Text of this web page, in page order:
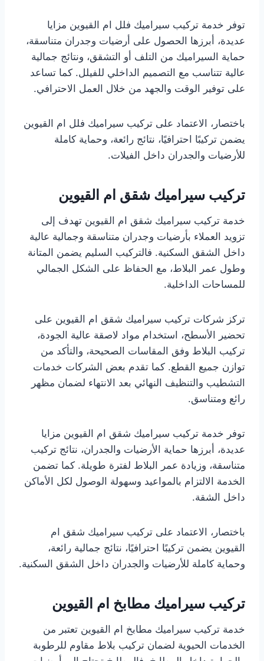
توفر خدمة تركيب سيراميك فلل ام القيوين مزايا
عديدة، أبرزها الحصول على أرضيات وجدران متناسقة،
حماية السيراميك من التلف أو التشقق، ونتائج جمالية
عالية تتناسب مع التصميم الداخلي للفيلل. كما تساعد
على توفير الوقت والجهد من خلال العمل الاحترافي.
باختصار، الاعتماد على تركيب سيراميك فلل ام القيوين
يضمن تركيبًا احترافيًا، نتائج رائعة، وحماية كاملة
للأرضيات والجدران داخل الفيلات.
تركيب سيراميك شقق ام القيوين
خدمة تركيب سيراميك شقق ام القيوين تهدف إلى
تزويد العملاء بأرضيات وجدران متناسقة وجمالية عالية
داخل الشقق السكنية. فالتركيب السليم يضمن المتانة
وطول عمر البلاط، مع الحفاظ على الشكل الجمالي
للمساحات الداخلية.
تركز شركات تركيب سيراميك شقق ام القيوين على
تحضير الأسطح، استخدام مواد لاصقة عالية الجودة،
تركيب البلاط وفق المقاسات الصحيحة، والتأكد من
توازن جميع القطع. كما تقدم بعض الشركات خدمات
التشطيب والتنظيف النهائي بعد الانتهاء لضمان مظهر
رائع ومتناسق.
توفر خدمة تركيب سيراميك شقق ام القيوين مزايا
عديدة، أبرزها حماية الأرضيات والجدران، نتائج تركيب
متناسقة، وزيادة عمر البلاط لفترة طويلة. كما تضمن
الخدمة الالتزام بالمواعيد وسهولة الوصول لكل الأماكن
داخل الشقة.
باختصار، الاعتماد على تركيب سيراميك شقق ام
القيوين يضمن تركيبًا احترافيًا، نتائج جمالية رائعة،
وحماية كاملة للأرضيات والجدران داخل الشقق السكنية.
تركيب سيراميك مطابخ ام القيوين
خدمة تركيب سيراميك مطابخ ام القيوين تعتبر من
الخدمات الحيوية لضمان تركيب بلاط مقاوم للرطوبة